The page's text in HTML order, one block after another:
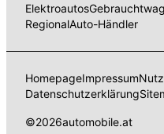
Elektroautos
RegionalAuto-Händler
HomepageImpressum
Datenschutzerklärung
©2026automobile.at